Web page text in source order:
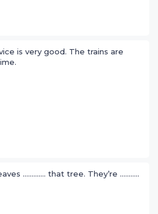
is very good. The trains are
............. that tree. They’re ...........